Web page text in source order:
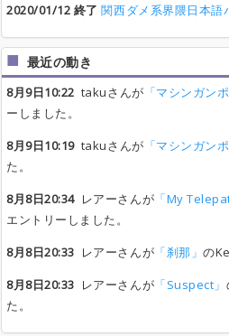
2020/01/12 終了 関西ダメ系界隈日本語
最近の動き
8月9日10:22 takuさんが 「マシンガン
ーしました。
8月9日10:19takuさんが 「マシンガン
た。
8月8日20:34レアーさんが 「My
エントリーしました。
8月8日20:33 レアーさんが 「刹那」の
8月8日20:33 レアーさんが 「Suspect」
た。